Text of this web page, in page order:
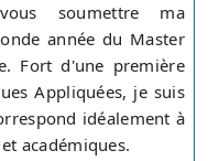
soumettre ma
année du Master
Fort d'une première
Appliquées, je suis
idéalement à
académiques.